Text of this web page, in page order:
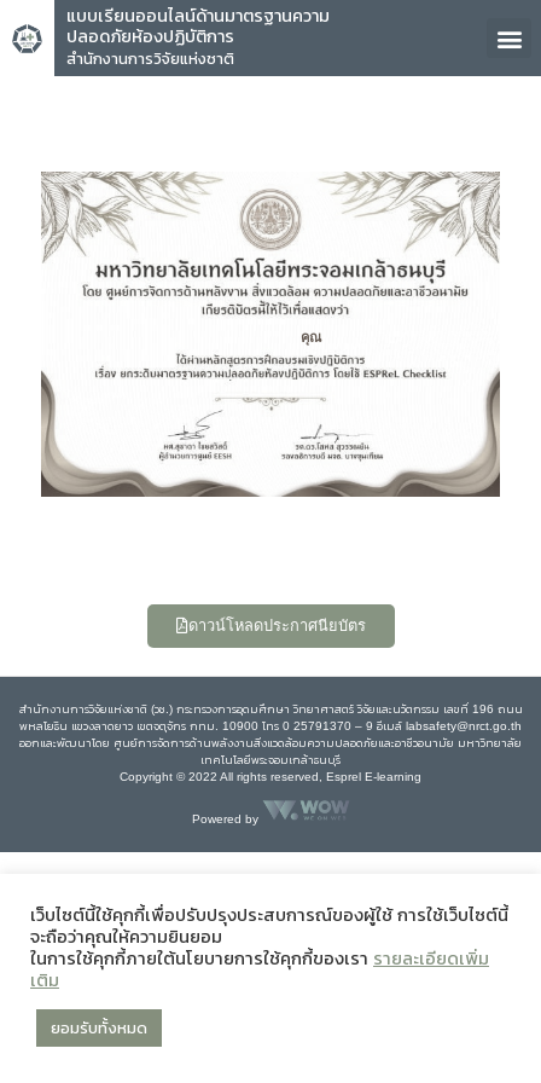
แบบเรียนออนไลน์ด้านมาตรฐานความ
ปลอดภัยห้องปฏิบัติการ
สำนักงานการวิจัยแห่งชาติ
คุณ
ดาวน์โหลดประกาศนียบัตร
สำนักงานการวิจัยแห่งชาติ (วช.) กระทรวงการอุดมศึกษา วิทยาศาสตร์ วิจัยและนวัตกรรม เลขที่ 196 ถนน
พหลโยธิน แขวงลาดยาว เขตจตุจักร กทม. 10900 โทร 0 25791370 – 9 อีเมล์ labsafety@nrct.go.th
ออกและพัฒนาโดย ศูนย์การจัดการด้านพลังงานสิ่งแวดล้อมความปลอดภัยและอาชีวอนามัย มหาวิทยาลัย
เทคโนโลยีพระจอมเกล้าธนบุรี
Copyright © 2022 All rights reserved, Esprel E-learning
Powered by
เว็บไซต์นี้ใช้คุกกี้เพื่อปรับปรุงประสบการณ์ของผู้ใช้ การใช้เว็บไซต์นี้
จะถือว่าคุณให้ความยินยอม
ในการใช้คุกกี้ภายใต้นโยบายการใช้คุกกี้ของเรา รายละเอียดเพิ่ม
เติม
ยอมรับทั้งหมด